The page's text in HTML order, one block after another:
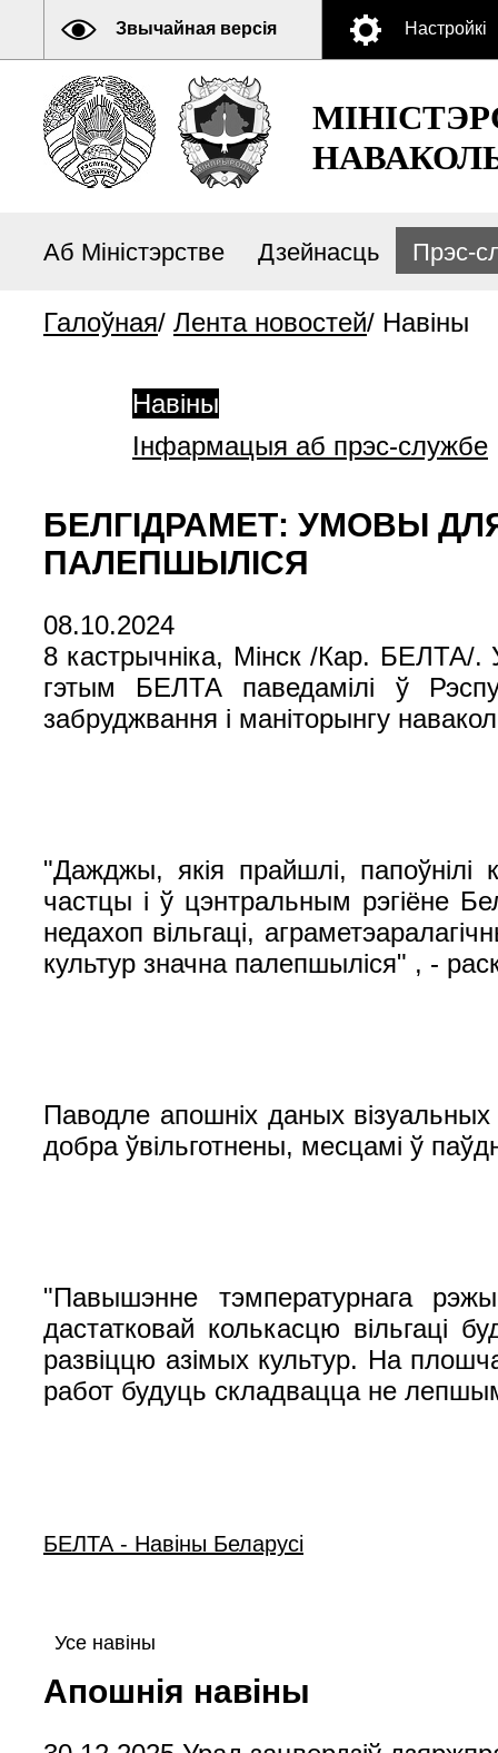
Звычайная версія Настройкі
Аб Міністэрстве Дзейнасць Прэс-
Галоўная/ Лента новостей/ Навіны
Навіны
Інфармацыя аб прэс-службе
БЕЛГІДРАМЕТ: УМОВЫ
ПАЛЕПШЫЛІСЯ
08.10.2024
8 кастрычніка, Мінск /Кар. БЕЛТА/.
гэтым БЕЛТА паведамілі ў
забруджвання і маніторынгу
"Дажджы, якія прайшлі, папоўнілі
частцы і ў цэнтральным рэгіёне
недахоп вільгаці,
культур значна палепшыліся" , -
Паводле апошніх даных
добра ўвільготнены, месцамі ў
"Павышэнне тэмпературнага
дастатковай колькасцю вільгаці
развіццю азімых культур. На
работ будуць складвацца не
БЕЛТА - Навiны Беларусi
Усе навіны
Апошнія навіны